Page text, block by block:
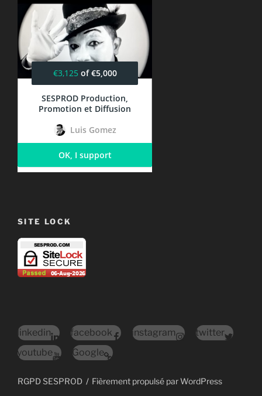
SITE LOCK
linkedin facebook instagram
twitter
youtube
Google
RGPD SESPROD Fièrement propulsé par WordPress